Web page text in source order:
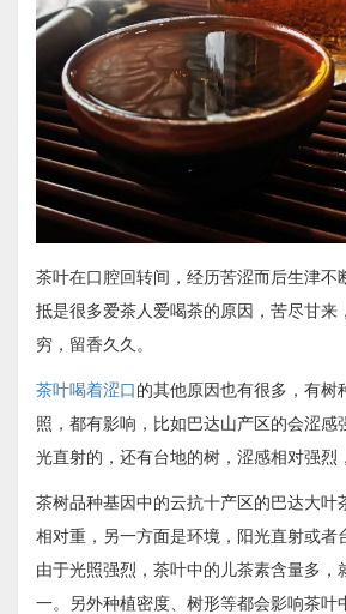
茶叶在口腔回转间，经历苦涩而后生津不
抵是很多爱茶人爱喝茶的原因，苦尽甘来
穷，留香久久。
茶叶喝着涩口的其他原因也有很多，有树
照，都有影响，比如巴达山产区的会涩感
光直射的，还有台地的树，涩感相对强烈
茶树品种基因中的云抗十产区的巴达大叶
相对重，另一方面是环境，阳光直射或者
由于光照强烈，茶叶中的儿茶素含量多，
一。另外种植密度、树形等都会影响茶叶